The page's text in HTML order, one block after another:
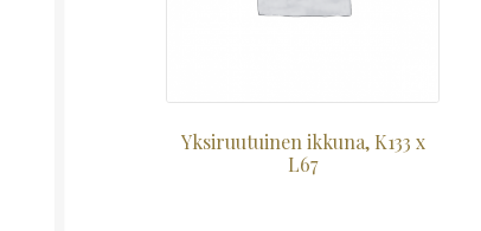
Yksiruutuinen ikkuna, K133 x
L67